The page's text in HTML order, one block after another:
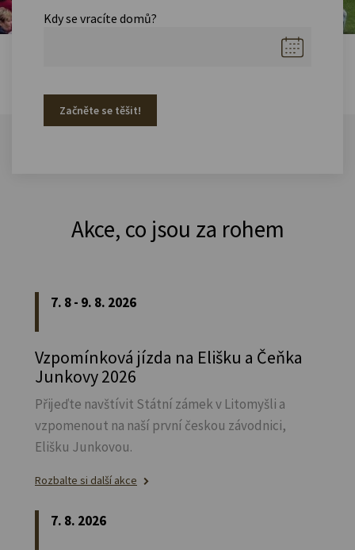
Kdy se vracíte domů?
Začněte se těšit!
Akce, co jsou za rohem
7. 8 - 9. 8. 2026
Vzpomínková jízda na Elišku a Čeňka
Junkovy 2026
Přijeďte navštívit Státní zámek v Litomyšli a
vzpomenout na naší první českou závodnici,
Elišku Junkovou.
Rozbalte si další akce
7. 8. 2026